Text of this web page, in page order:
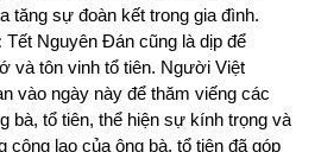
tăng sự đoàn kết trong gia đình.
Tết Nguyên Đán cũng là dịp để
và tôn vinh tổ tiên. Người Việt
vào ngày này để thăm viếng các
bà, tổ tiên, thể hiện sự kính trọng và
công lao của ông bà, tổ tiên đã góp